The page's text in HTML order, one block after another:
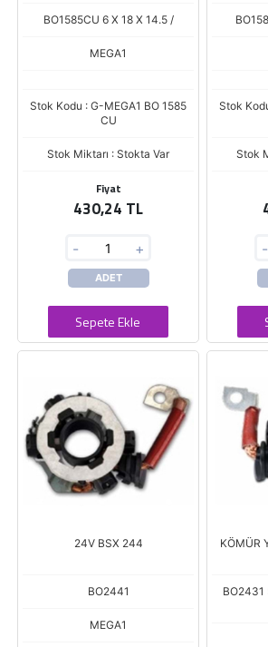
BO1585CU 6 X 18 X 14.5 /
MEGA1
Stok Kodu : G-MEGA1 BO 1585
CU
Stok Miktarı : Stokta Var
Fiyat
430,24 TL
- +
ADET
Sepete Ekle
Stok
Stok
-
24V BSX 244
BO2441
MEGA1
KÖMÜR
BO2431